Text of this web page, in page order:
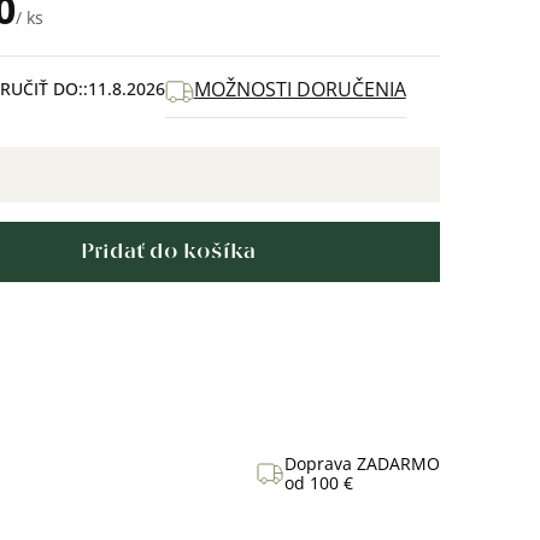
/ ks
DO: 11.8.2026 MOŽNOSTI DORUČENIA
Pridať do košíka
Doprava ZADARMO
od 100 €